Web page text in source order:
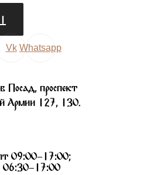
Vk Whatsapp
Посад, проспект
Армии 127, 130.
09:00–17:00;
06:30–17:00